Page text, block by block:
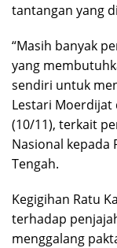
tantangan yang
“Masih banyak
yang
sendiri untuk
Lestari Moerdijat
(10/11), terkait
Nasional kepada
Tengah.
Kegigihan Ratu
terhadap
menggalang